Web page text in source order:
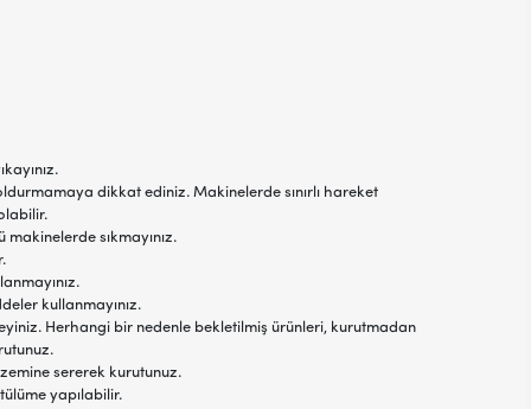
dikkat ediniz. Makinelerde sınırlı hareket
sıkmayınız.
kullanmayınız.
Herhangi bir nedenle bekletilmiş ürünleri, kurutmadan
sererek kurutunuz.
yapılabilir.